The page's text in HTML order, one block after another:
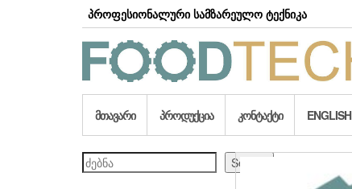
პროფესიონალური სამზარეულო ტექნიკა
ᲛᲗᲐᲕᲐᲠᲘ ᲞᲠᲝᲓᲣᲥᲪᲘᲐ ᲙᲝᲜᲢᲐᲥᲢᲘ ENGLISH
ძებნა Search